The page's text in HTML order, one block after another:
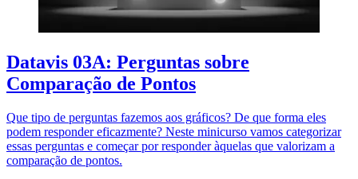
Datavis 03A: Perguntas sobre
Comparação de Pontos
Que tipo de perguntas fazemos aos gráficos? De que forma eles
podem responder eficazmente? Neste minicurso vamos categorizar
essas perguntas e começar por responder àquelas que valorizam a
comparação de pontos.